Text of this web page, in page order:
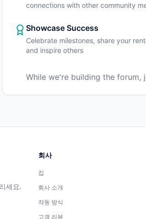
connections with other community
Showcase Success
Celebrate milestones, share your
and inspire others
While we're building the
세요.
회사
집
회사 소개
작동 방식
고객 리뷰